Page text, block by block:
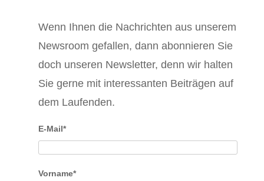
Wenn Ihnen die Nachrichten aus unserem
Newsroom gefallen, dann abonnieren Sie
doch unseren Newsletter, denn wir halten
Sie gerne mit interessanten Beiträgen auf
dem Laufenden.
E-Mail*
Vorname*